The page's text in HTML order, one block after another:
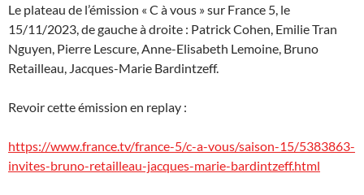
Le plateau de l’émission « C à vous » sur France 5, le
15/11/2023, de gauche à droite : Patrick Cohen, Emilie Tran
Nguyen, Pierre Lescure, Anne-Elisabeth Lemoine, Bruno
Retailleau, Jacques-Marie Bardintzeff.
Revoir cette émission en replay :
https://www.france.tv/france-5/c-a-vous/saison-15/5383863-
invites-bruno-retailleau-jacques-marie-bardintzeff.html